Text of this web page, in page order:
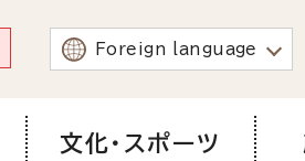
Foreign language
文化・スポーツ